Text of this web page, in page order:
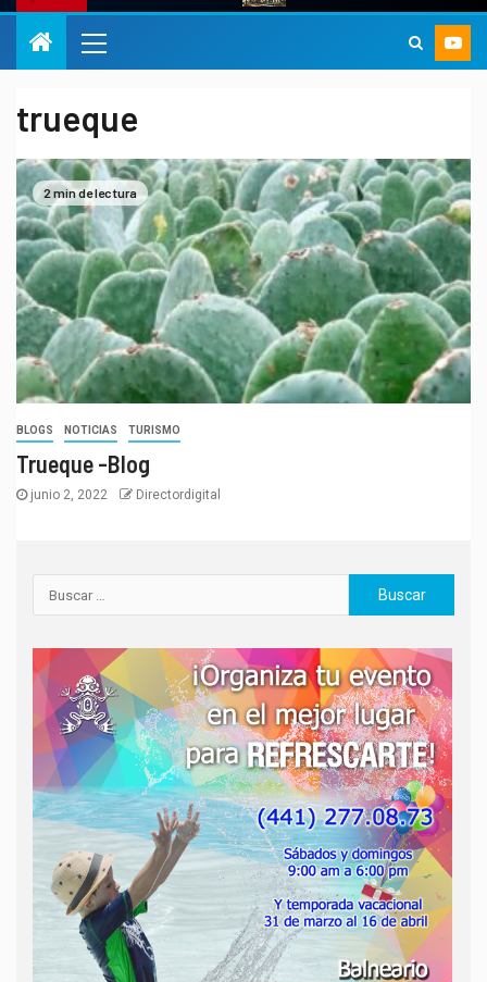
trueque
2 min de lectura
BLOGS NOTICIAS TURISMO
Trueque -Blog
junio 2, 2022 Directordigital